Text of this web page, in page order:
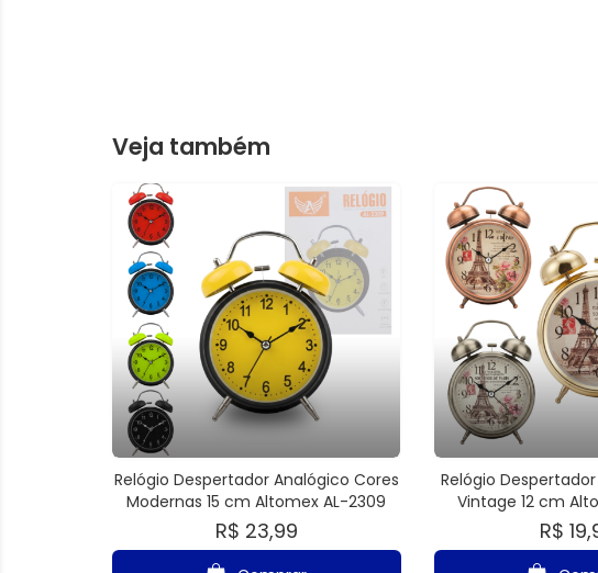
Veja também
Relógio Despertador Analógico Cores
Modernas 15 cm Altomex AL-2309
R$ 23,99
Relógio
Vintage 12 cm
R$